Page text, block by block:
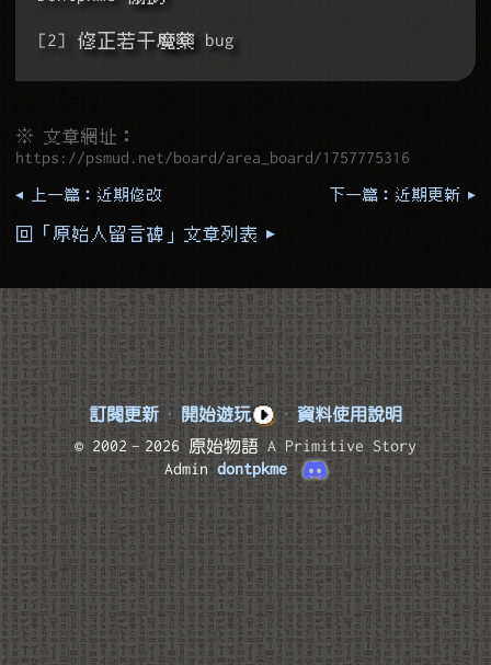
[2] 修正若干魔藥 bug
※ 文章網址：
https://psmud.net/board/area_board/1757775316
◂ 上一篇：近期修改 下一篇：近期更新 ▸
回「原始人留言碑」文章列表 ▸
訂閱更新 · 開始遊玩 · 資料使用說明
© 2002–2026 原始物語 A Primitive Story
Admin dontpkme